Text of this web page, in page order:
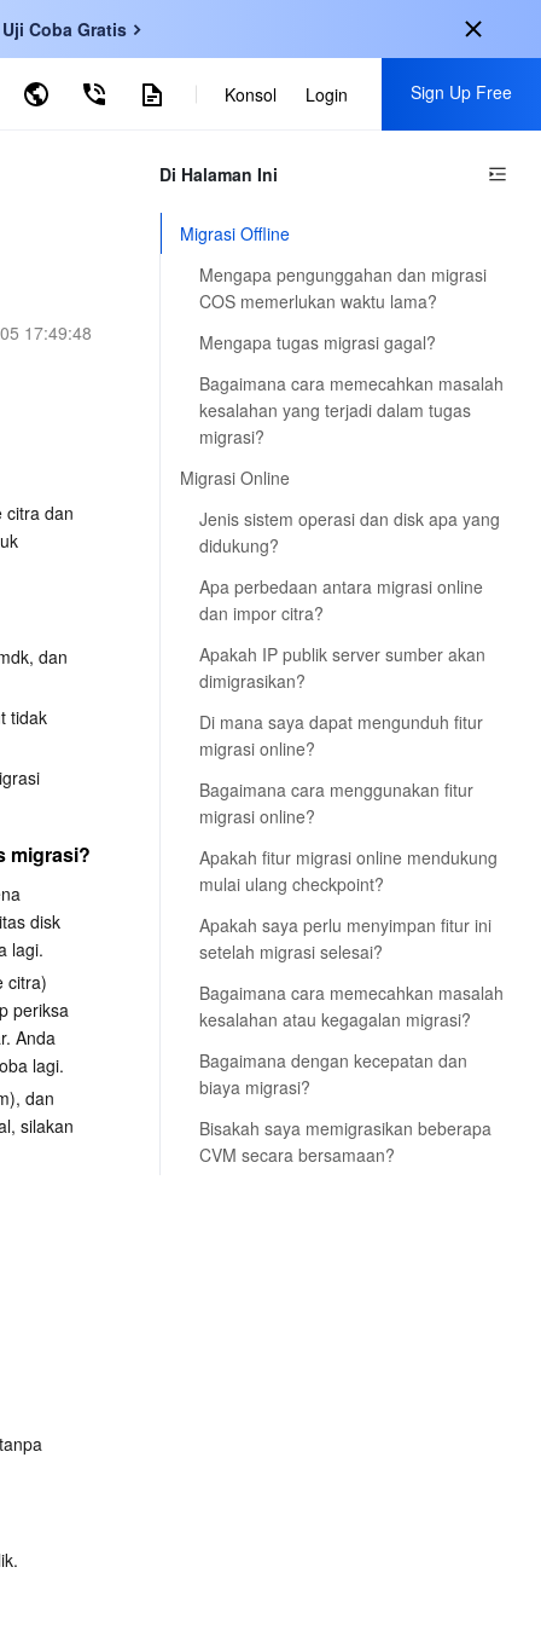
Uji Coba Gratis
Search by Keyword
- ZH
Konsol Login Sign Up Free
Daftar untuk Mendapatkan Manfaat Berikut:
Coba 30+ Produk secara Gratis
Penawaran khusus untuk pengguna baru
Jadilah yang pertama mencoba produk baru
Beraksi Sekarang
17:49:48
citra dan
dan
tidak
migrasi?
disk
lagi.
citra)
periksa
Anda
lagi.
dan
silakan
Di Halaman Ini
Migrasi Offline
Mengapa pengunggahan dan migrasi
COS memerlukan waktu lama?
Mengapa tugas migrasi gagal?
Bagaimana cara memecahkan masalah
kesalahan yang terjadi dalam tugas
migrasi?
Migrasi Online
Jenis sistem operasi dan disk apa yang
didukung?
Apa perbedaan antara migrasi online
dan impor citra?
Apakah IP publik server sumber akan
dimigrasikan?
Di mana saya dapat mengunduh fitur
migrasi online?
Bagaimana cara menggunakan fitur
migrasi online?
Apakah fitur migrasi online mendukung
mulai ulang checkpoint?
Apakah saya perlu menyimpan fitur ini
setelah migrasi selesai?
Bagaimana cara memecahkan masalah
kesalahan atau kegagalan migrasi?
Bagaimana dengan kecepatan dan
biaya migrasi?
Bisakah saya memigrasikan beberapa
CVM secara bersamaan?